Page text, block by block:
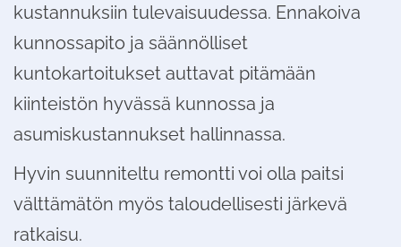
kustannuksiin tulevaisuudessa. Ennakoiva
kunnossapito ja säännölliset
kuntokartoitukset auttavat pitämään
kiinteistön hyvässä kunnossa ja
asumiskustannukset hallinnassa.
Hyvin suunniteltu remontti voi olla paitsi
välttämätön myös taloudellisesti järkevä
ratkaisu.